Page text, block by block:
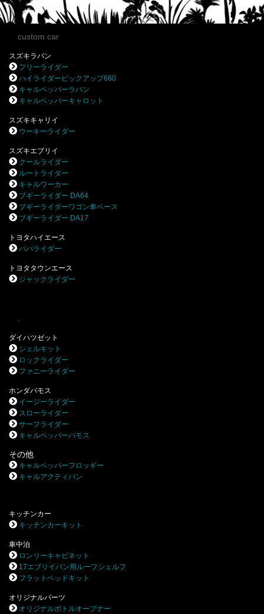
custom car
スズキラパン
フリーライダー
ハイライダーピックアップ660
キャルペッパーラパン
キャルペッパーキャロット
スズキキャリイ
ウーキーライダー
スズキエブリイ
クールライダー
ルートライダー
キャルワーカー
ブギーライダー DA64
ブギーライダーワゴン車ベース
ブギーライダー DA17
トヨタハイエース
パパライダー
トヨタタウンエース
ジャックライダー
ダイハツゼット
シェルキット
ロックライダー
ファニーライダー
ホンダバモス
イージーライダー
スローライダー
サーフライダー
キャルペッパーバモス
その他
キャルペッパーフロッギー
キャルアクティバン
キッチンカー
キッチンカーキット
車中泊
ロンリーキャビネット
17エブリイバン用ルーフシェルフ
フラットベッドキット
オリジナルパーツ
オリジナルボトルオープナー